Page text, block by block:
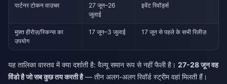
पार्टनर टोकन वाउचर
27 जून–26
जुलाई
इवेंट रिवॉर्ड्स
मुफ़्त हीरोज़/स्किन्स का
उपयोग
17 जून–3 जुलाई 17 जून से पहले के सभी रिलीज़
यह तालिका वास्तव में क्या दर्शाती है: वैल्यू समान रूप से नहीं फैली है। 27-28 जून वह
विंडो है जो सब कुछ तय करती है— तीन अलग-अलग रिवॉर्ड स्ट्रीम वहां मिलती हैं।